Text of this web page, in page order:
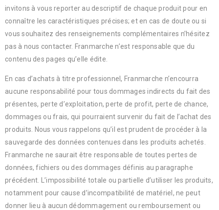
invitons à vous reporter au descriptif de chaque produit pour en
connaître les caractéristiques précises; et en cas de doute ou si
vous souhaitez des renseignements complémentaires n’hésitez
pas à nous contacter. Franmarche n’est responsable que du
contenu des pages qu’elle édite.
En cas d’achats à titre professionnel, Franmarche n’encourra
aucune responsabilité pour tous dommages indirects du fait des
présentes, perte d’exploitation, perte de profit, perte de chance,
dommages ou frais, qui pourraient survenir du fait de l’achat des
produits. Nous vous rappelons qu’il est prudent de procéder à la
sauvegarde des données contenues dans les produits achetés.
Franmarche ne saurait être responsable de toutes pertes de
données, fichiers ou des dommages définis au paragraphe
précédent. L’impossibilité totale ou partielle d’utiliser les produits,
notamment pour cause d’incompatibilité de matériel, ne peut
donner lieu à aucun dédommagement ou remboursement ou